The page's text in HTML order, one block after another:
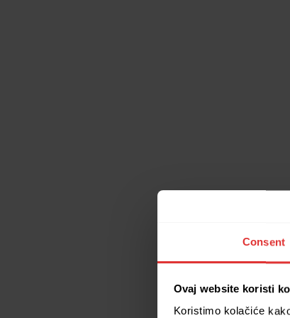
Consent
Ovaj website koristi
Koristimo kolačiće